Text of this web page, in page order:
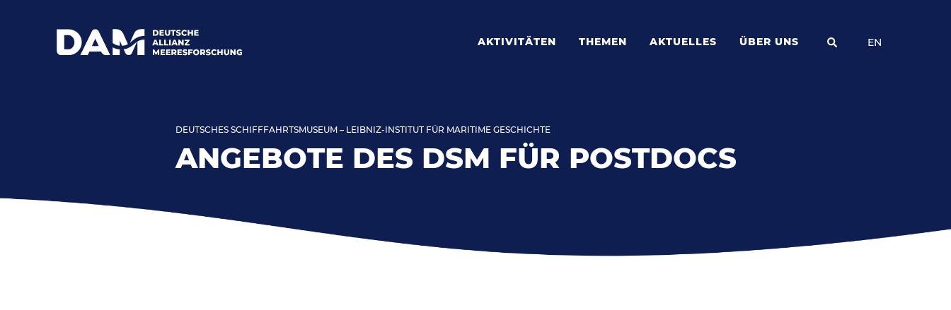
AKTIVITÄTEN THEMEN AKTUELLES ÜBER UNS EN
DEUTSCHES SCHIFFFAHRTSMUSEUM – LEIBNIZ-INSTITUT FÜR MARITIME GESCHICHTE
ANGEBOTE DES DSM FÜR POSTDOCS